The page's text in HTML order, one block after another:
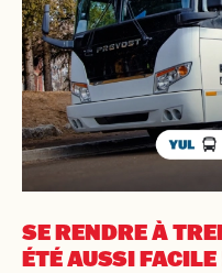
SE RENDRE À
ÉTÉ AUSSI FACILE